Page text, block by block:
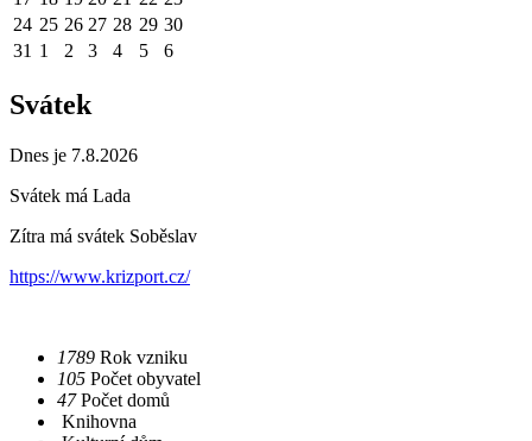
24 25 26 27 28 29 30
31 1 2 3 4 5 6
Svátek
Dnes je 7.8.2026
Svátek má Lada
Zítra má svátek Soběslav
https://www.krizport.cz/
1789 Rok vzniku
105 Počet obyvatel
47 Počet domů
Knihovna